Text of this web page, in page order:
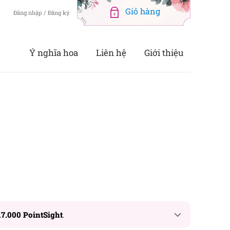
Đăng nhập / Đăng ký 0
Ý nghĩa hoa Liên hệ Giới thiệu
PointSight.